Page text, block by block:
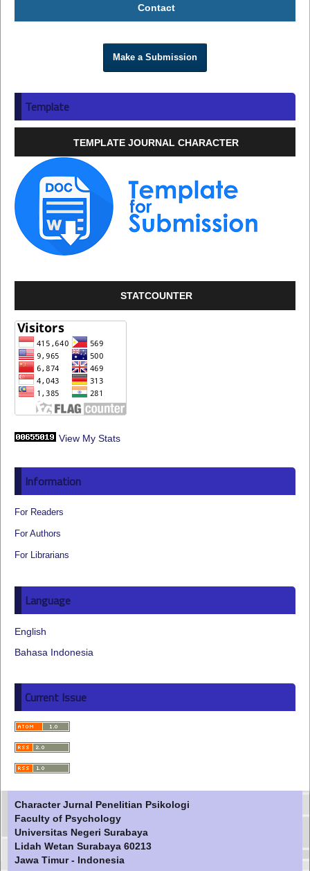
Contact
Make a Submission
Template
TEMPLATE JOURNAL CHARACTER
STATCOUNTER
View My Stats
Information
For Readers
For Authors
For Librarians
Language
English
Bahasa Indonesia
Current Issue
Character Jurnal Penelitian Psikologi
Faculty of Psychology
Universitas Negeri Surabaya
Lidah Wetan Surabaya 60213
Jawa Timur - Indonesia